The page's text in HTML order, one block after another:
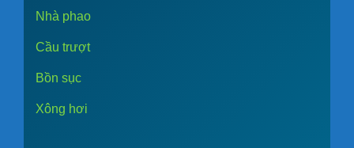
Nhà phao
Cầu trượt
Bồn sục
Xông hơi